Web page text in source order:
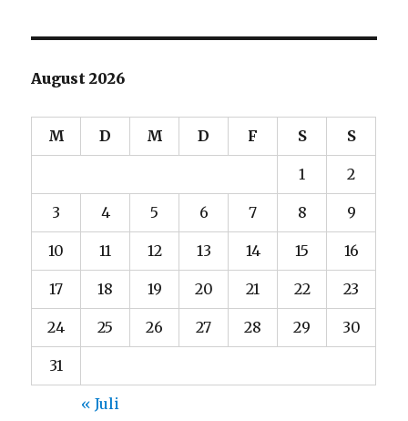
August 2026
M D M D F S S
1 2
3 4 5 6 7 8 9
10 11 12 13 14 15 16
17 18 19 20 21 22 23
24 25 26 27 28 29 30
31
« Juli